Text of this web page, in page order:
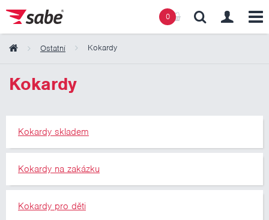
0
Ostatní Kokardy
Kokardy
Kokardy skladem
Kokardy na zakázku
Kokardy pro děti
Obsah košíku